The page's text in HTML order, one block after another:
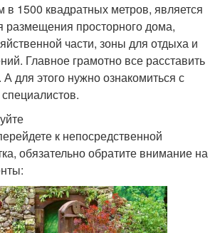
в 1500 квадратных метров, является
просторного дома,
части, зоны для отдыха и
Главное грамотно все расставить
для этого нужно ознакомиться с
к непосредственной
обязательно обратите внимание на